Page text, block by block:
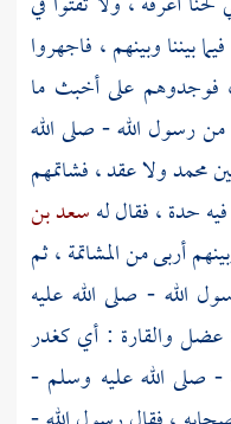
بيننا وبينهم ، فاجهروا
على أخبث ما
من رسول الله - صلى الله
محمدولا عقد ، فشاتمهم
حدة ، فقال لهسعد بن
أربى من المشاتمة ، ثم
الله - صلى الله عليه
عضلوالقارة : أي كغدر
صلى الله عليه وسلم -